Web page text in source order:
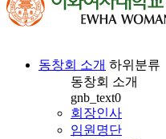
동창회 소개 하위분류
동창회 소개
gnb_text0
회장인사
임원명단